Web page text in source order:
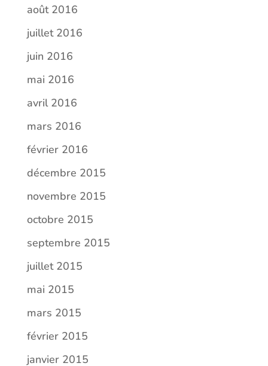
août 2016
juillet 2016
juin 2016
mai 2016
avril 2016
mars 2016
février 2016
décembre 2015
novembre 2015
octobre 2015
septembre 2015
juillet 2015
mai 2015
mars 2015
février 2015
janvier 2015